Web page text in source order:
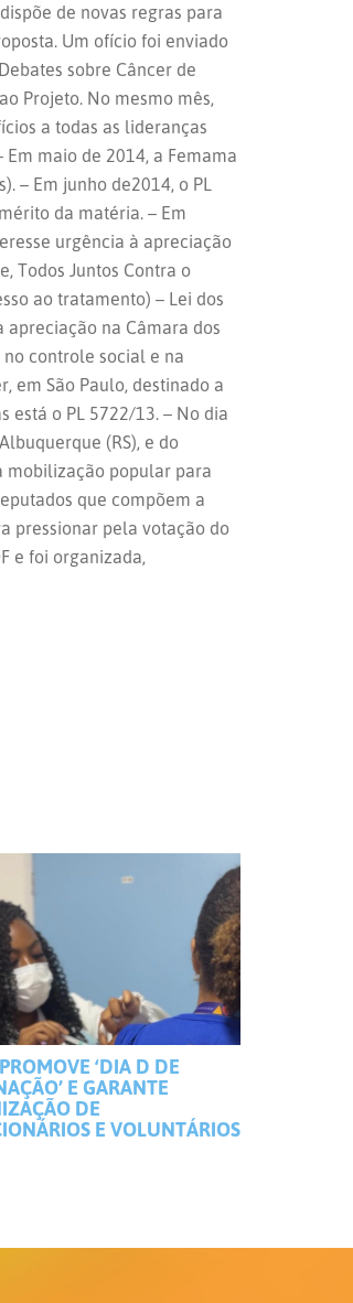
de novas regras para
Um ofício foi enviado
sobre Câncer de
Projeto. No mesmo mês,
a todas as lideranças
maio de 2014, a Femama
– Em junho de2014, o PL
da matéria. – Em
urgência à apreciação
Todos Juntos Contra o
ao tratamento) – Lei dos
apreciação na Câmara dos
controle social e na
em São Paulo, destinado a
está o PL 5722/13. – No dia
(RS), e do
mobilização popular para
que compõem a
pressionar pela votação do
e foi organizada,
‘DIA D DE
E GARANTE
DE
E VOLUNTÁRIOS